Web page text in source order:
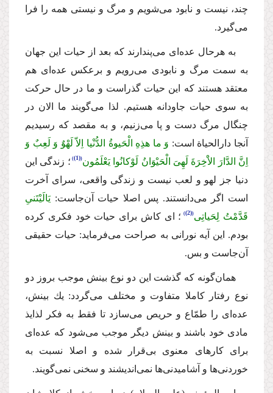
چند، نیست و نابود مى‌شویم و مرگ و نیستى همه را فرا
مى‌گیرد.
به هرحال عده‌اى مى‌پندارند كه بعد از حیات این جهان
به سمت مرگ و نابودى مى‌رویم و برعكس عده‌اى هم
معتقد هستند كه این حیات گذراست و ما در حال حركت
به سوى حیات جاودانه هستیم. لذا مى‌گویند ما الان در
چنگال مرگ دست و پا مى‌زنیم، و به مقصد كه رسیدیم
آنجا دارالحیاة است: وَ ما هذِهِ الْحَیوةُ الدُّنْیا اِلاّ لَهْوٌ وَ لَعِبٌ وَ
اِنَّ الدَّارَ الاَْخِرَةَ لَهِىَ الْحَیْوَانُ لَوْكانُوا یَعْلَمُون (1) ؛ زندگى این
دنیا جز لهو و لعب نیست و زندگى واقعى، سراى آخرت
است اگر مى‌دانستند. پس اصلا حیات آن‌جاست:یَالَیْتَنىِ
قَدَّمْتُ لِحَیاتِى (2) ؛ اى كاش براى حیات خود فكرى كرده
بودم. این آیه نورانى به صراحت مى‌فرماید: حیات حقیقى
آن‌جاست و بس.
همان‌گونه كه گذشت این دو نوع بینش موجب بروز دو
نوع رفتار كاملا متفاوت و مختلف مى‌گردد: یك بینش،
عده‌اى را طمّاع و حریص مى‌سازد تا فقط به فكر لذایذ
مادى خود باشند و بینش دیگر موجب مى‌شود كه عده‌اى
براى كارهاى معنوى بى‌قرار شده و اصلا نسبت به
خوردنى‌ها و آشامیدنى‌ها نمى‌اندیشند و سخنى نمى‌گویند.